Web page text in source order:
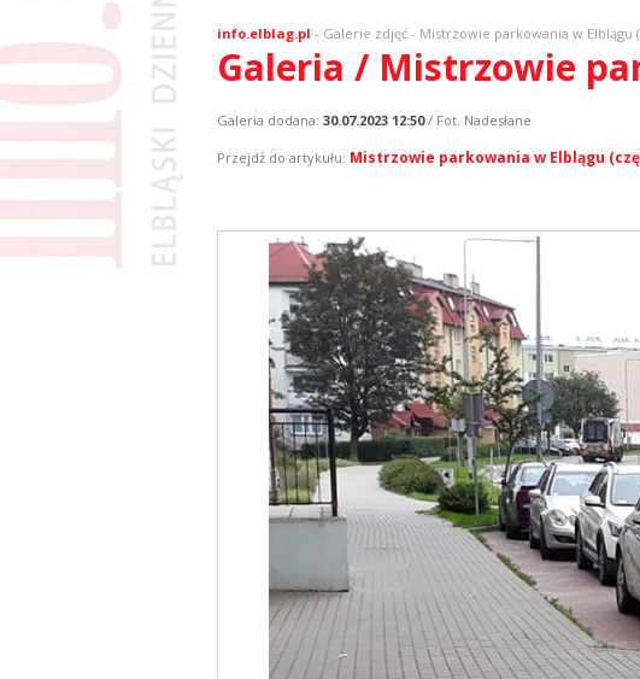
info.elblag.pl - Galerie zdjęć- Mistrzowie parkowania w Elblągu
Galeria / Mistrzowie
Galeria dodana: 30.07.2023 12:50/ Fot. Nadesłane
Przejdź do artykułu: Mistrzowie parkowania w Elblągu